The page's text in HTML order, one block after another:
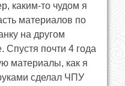
каким-то чудом я
материалов по
на другом
Спустя почти 4 года
материалы, как я
сделал ЧПУ